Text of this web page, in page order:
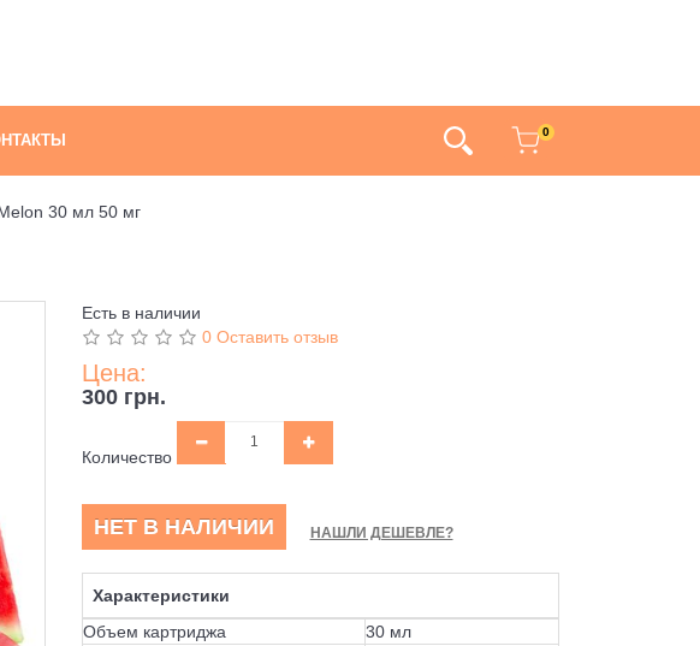
0
30 мл 50 мг
Есть в наличии
0 Оставить отзыв
Цена:
300 грн.
Количество
НЕТ В НАЛИЧИИ НАШЛИ ДЕШЕВЛЕ?
Характеристики
Объем картриджа
30 мл